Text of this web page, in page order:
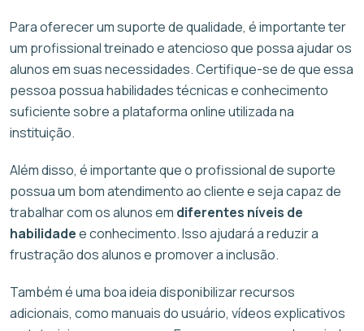
Para oferecer um suporte de qualidade, é importante ter
um profissional treinado e atencioso que possa ajudar os
alunos em suas necessidades. Certifique-se de que essa
pessoa possua habilidades técnicas e conhecimento
suficiente sobre a plataforma online utilizada na
instituição.
Além disso, é importante que o profissional de suporte
possua um bom atendimento ao cliente e seja capaz de
trabalhar com os alunos em diferentes níveis de
habilidadee conhecimento. Isso ajudará a reduzir a
frustração dos alunos e promover a inclusão.
Também é uma boa ideia disponibilizar recursos
adicionais, como manuais do usuário, vídeos explicativos